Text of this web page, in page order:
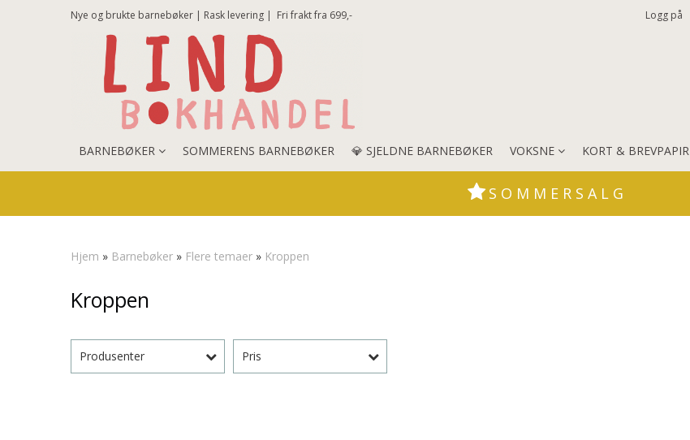
Nye og brukte barnebøker | Rask levering | Fri frakt fra 699,- Logg på
BARNEBØKER SOMMERENS BARNEBØKER 💎 SJELDNE BARNEBØKER VOKSNE KORT & BREVPAPIR
S O M M E R S A L G
Hjem » Barnebøker » Flere temaer » Kroppen
Kroppen
Produsenter Pris